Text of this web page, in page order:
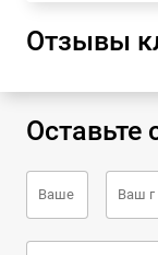
Отзывы
Оставьте